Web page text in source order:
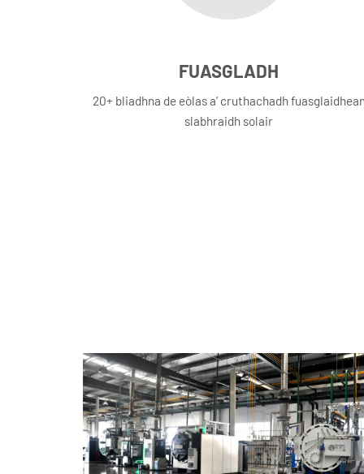
FUASGLADH
20+ bliadhna de eòlas a’ cruthachadh
slabhraidh solair